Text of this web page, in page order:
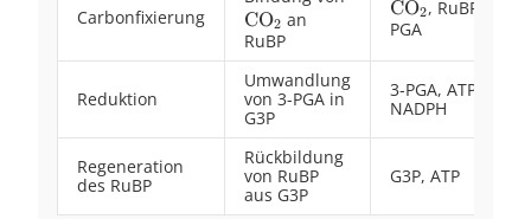
ADP +
12
NADP+}
Carbonfixierung
COX
2 an
RuBP
\ce{CO2}
COX
2, RuBP, 3-
PGA
Reduktion
Umwandlung
von 3-PGA in
G3P
3-PGA, ATP,
NADPH
Regeneration
des RuBP
Rückbildung
von RuBP
aus G3P
G3P, ATP